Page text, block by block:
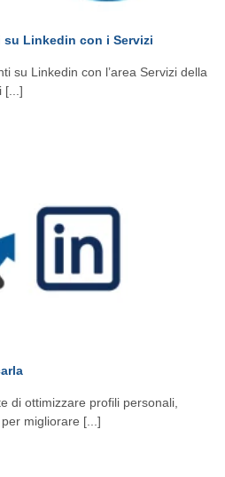
Linkedin con i Servizi
su Linkedin con l’area Servizi della
[...]
di ottimizzare profili personali,
migliorare [...]